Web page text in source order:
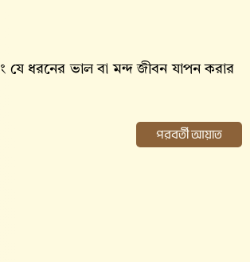
যে ধরনের ভাল বা মন্দ জীবন যাপন করার
পরবর্তী আয়াত